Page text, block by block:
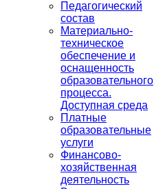
Педагогический
состав
Материально-
техническое
обеспечение и
оснащенность
образовательного
процесса.
Доступная среда
Платные
образовательные
услуги
Финансово-
хозяйственная
деятельность